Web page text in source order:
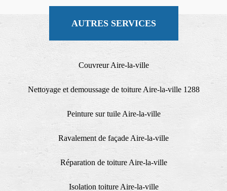
AUTRES SERVICES
Couvreur Aire-la-ville
Nettoyage et demoussage de toiture Aire-la-ville 1288
Peinture sur tuile Aire-la-ville
Ravalement de façade Aire-la-ville
Réparation de toiture Aire-la-ville
Isolation toiture Aire-la-ville